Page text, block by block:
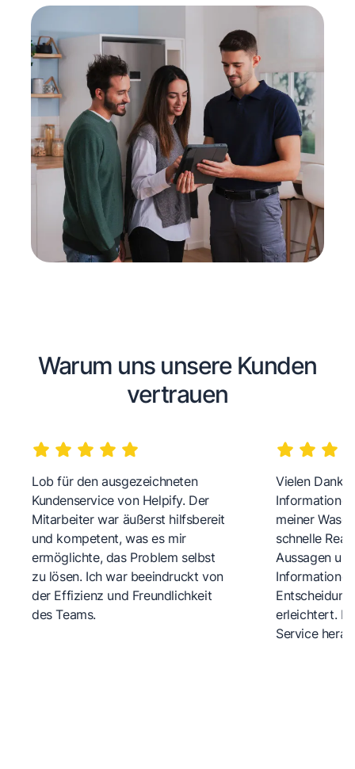
Warum uns unsere Kunden
vertrauen
Lob für den ausgezeichneten
Kundenservice von Helpify. Der
Mitarbeiter war äußerst hilfsbereit
und kompetent, was es mir
ermöglichte, das Problem selbst
zu lösen. Ich war beeindruckt von
der Effizienz und Freundlichkeit
des Teams.
Vielen Dank
meiner
schnelle
Aussagen
erleichtert.
Service